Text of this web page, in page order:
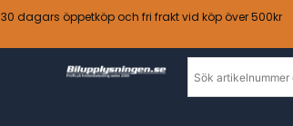
30 dagars öppetköp och fri frakt vid köp över 500kr